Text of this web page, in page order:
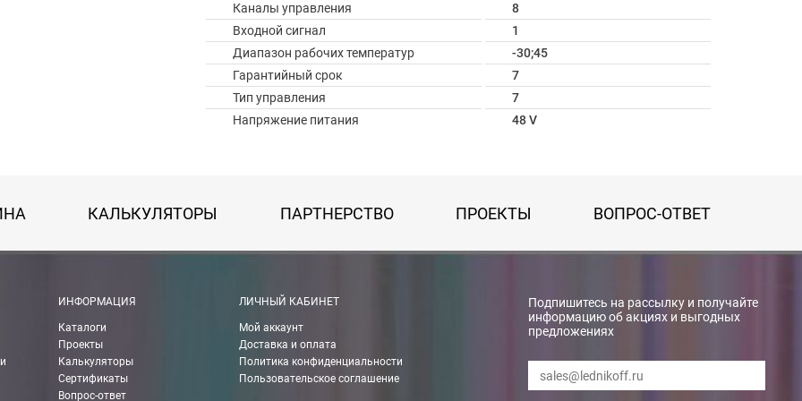
Каналы управления
8
Входной сигнал
1
Диапазон рабочих температур
-30;45
Гарантийный срок
7
Тип управления
7
Напряжение питания
48 V
банковской картой или наличными.
для Москвы, Московской области и Санкт-Петербурга.
КАЛЬКУЛЯТОРЫ ПАРТНЕРСТВО ПРОЕКТЫ ВОПРОС-ОТВЕТ
ИНФОРМАЦИЯ
Каталоги
Проекты
Калькуляторы
Сертификаты
Вопрос-ответ
ЛИЧНЫЙ КАБИНЕТ
Мой аккаунт
Доставка и оплата
Политика конфиденциальности
Пользовательское соглашение
Подпишитесь на рассылку и получайте
информацию об акциях и выгодных
предложениях